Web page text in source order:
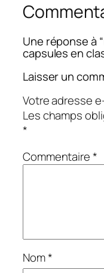
Une réponse à
capsules en
Laisser un
Votre adresse
Les champs
*
Commentaire*
Nom*